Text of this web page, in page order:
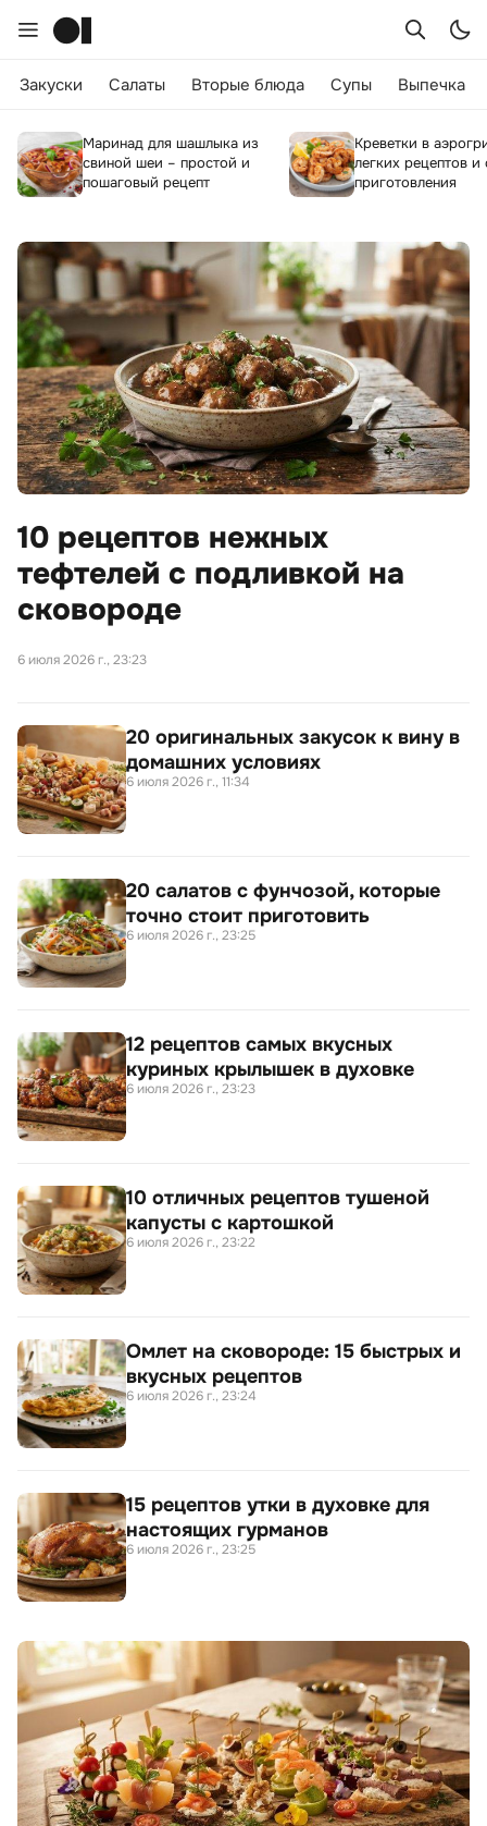
Закуски Салаты Вторые блюда Супы Выпечка
Маринад для шашлыка из
свиной шеи – простой и
пошаговый рецепт
Креветки в
легких рецептов и
приготовления
10 рецептов нежных
тефтелей с подливкой на
сковороде
6 июля 2026 г., 23:23
20 оригинальных закусок к вину в
домашних условиях
6 июля 2026 г., 11:34
20 салатов с фунчозой, которые
точно стоит приготовить
6 июля 2026 г., 23:25
12 рецептов самых вкусных
куриных крылышек в духовке
6 июля 2026 г., 23:23
10 отличных рецептов тушеной
капусты с картошкой
6 июля 2026 г., 23:22
Омлет на сковороде: 15 быстрых и
вкусных рецептов
6 июля 2026 г., 23:24
15 рецептов утки в духовке для
настоящих гурманов
6 июля 2026 г., 23:25